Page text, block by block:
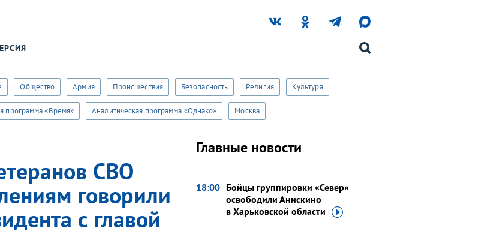
от сайта «Первого канала»? Да Не сейчас
Общество Армия Происшествия Безопасность Религия Культура
программа «Время» Аналитическая программа «Однако» Москва
СВО
говорили
с главой
Главные новости
18:00 Бойцы группировки «Север»
освободили Анискино
в Харьковской области